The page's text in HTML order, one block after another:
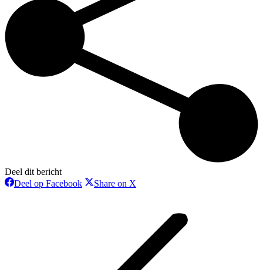
Deel dit bericht
Deel op FacebookDeelShare on X